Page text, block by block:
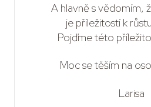
A hlavně s vědomím,
je příležitostí k
Pojďme této
Moc se těším na
Larisa